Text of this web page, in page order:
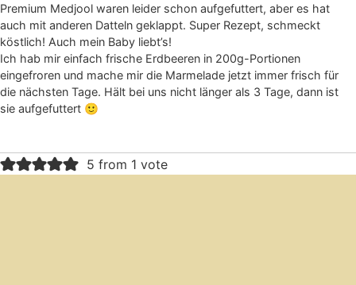
Premium Medjool waren leider schon aufgefuttert, aber es hat
auch mit anderen Datteln geklappt. Super Rezept, schmeckt
köstlich! Auch mein Baby liebt’s!
Ich hab mir einfach frische Erdbeeren in 200g-Portionen
eingefroren und mache mir die Marmelade jetzt immer frisch für
die nächsten Tage. Hält bei uns nicht länger als 3 Tage, dann ist
sie aufgefuttert 🙂
5 from 1 vote